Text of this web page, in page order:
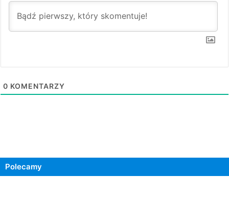
0 KOMENTARZY
Polecamy